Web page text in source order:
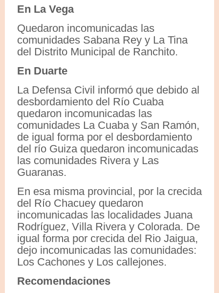
En La Vega
Quedaron incomunicadas las
comunidades Sabana Rey y La Tina
del Distrito Municipal de Ranchito.
En Duarte
La Defensa Civil informó que debido al
desbordamiento del Río Cuaba
quedaron incomunicadas las
comunidades La Cuaba y San Ramón,
de igual forma por el desbordamiento
del río Guiza quedaron incomunicadas
las comunidades Rivera y Las
Guaranas.
En esa misma provincial, por la crecida
del Río Chacuey quedaron
incomunicadas las localidades Juana
Rodríguez, Villa Rivera y Colorada. De
igual forma por crecida del Rio Jaigua,
dejo incomunicadas las comunidades:
Los Cachones y Los callejones.
Recomendaciones